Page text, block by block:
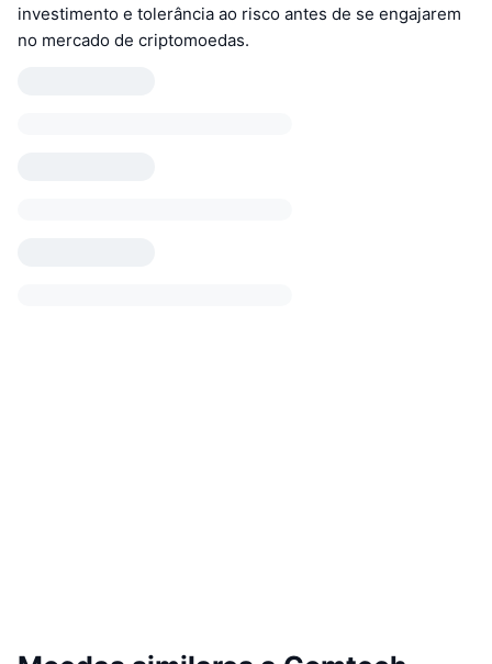
investimento e tolerância ao risco antes de se engajarem
no mercado de criptomoedas.